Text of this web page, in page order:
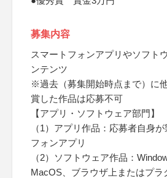
募集内容
スマートフォンアプリやソフト
ンテンツ
※過去（募集開始時点まで）に
賞した作品は応募不可
【アプリ・ソフトウェア部門】
（1）アプリ作品：応募者自身
フォンアプリ
（2）ソフトウェア作品：
MacOS、ブラウザ上またはプラ